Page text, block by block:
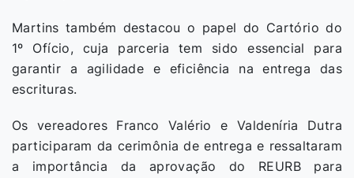
Martins também destacou o papel do Cartório do
1º Ofício, cuja parceria tem sido essencial para
garantir a agilidade e eficiência na entrega das
escrituras.
Os vereadores Franco Valério e Valdeníria Dutra
participaram da cerimônia de entrega e ressaltaram
a importância da aprovação do REURB para